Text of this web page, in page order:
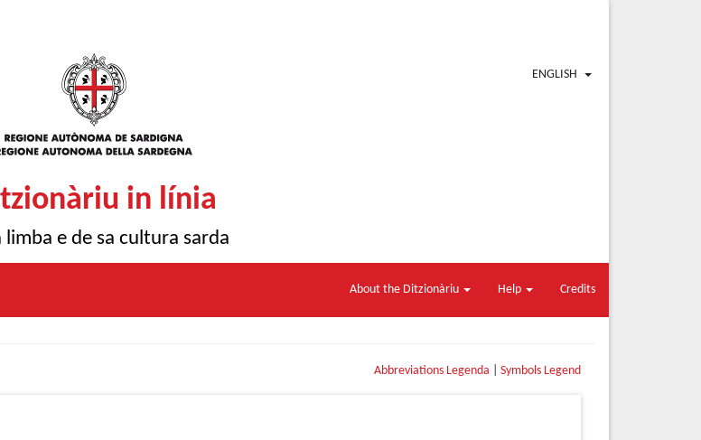
ENGLISH
in línia
limba e de sa cultura sarda
About the Ditzionàriu Help Credits
Abbreviations Legenda Symbols Legend